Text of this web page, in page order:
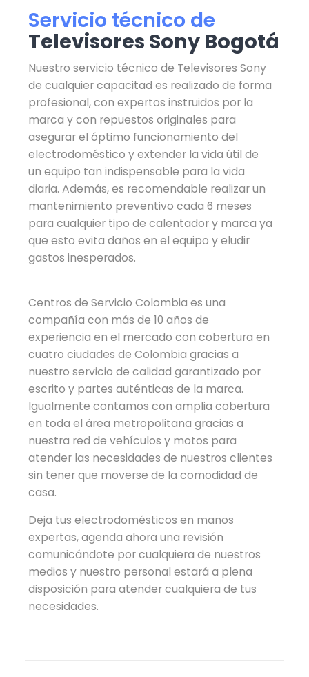
Servicio técnico de
Televisores Sony Bogotá
Nuestro servicio técnico de Televisores Sony
de cualquier capacitad es realizado de forma
profesional, con expertos instruidos por la
marca y con repuestos originales para
asegurar el óptimo funcionamiento del
electrodoméstico y extender la vida útil de
un equipo tan indispensable para la vida
diaria. Además, es recomendable realizar un
mantenimiento preventivo cada 6 meses
para cualquier tipo de calentador y marca ya
que esto evita daños en el equipo y eludir
gastos inesperados.
Centros de Servicio Colombia es una
compañía con más de 10 años de
experiencia en el mercado con cobertura en
cuatro ciudades de Colombia gracias a
nuestro servicio de calidad garantizado por
escrito y partes auténticas de la marca.
Igualmente contamos con amplia cobertura
en toda el área metropolitana gracias a
nuestra red de vehículos y motos para
atender las necesidades de nuestros clientes
sin tener que moverse de la comodidad de
casa.
Deja tus electrodomésticos en manos
expertas, agenda ahora una revisión
comunicándote por cualquiera de nuestros
medios y nuestro personal estará a plena
disposición para atender cualquiera de tus
necesidades.